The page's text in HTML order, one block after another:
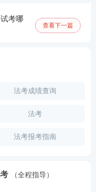
考哪
查看下一篇
法考成绩查询
法考
法考报考指南
（全程指导）